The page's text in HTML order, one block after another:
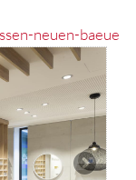
neuen-baeue